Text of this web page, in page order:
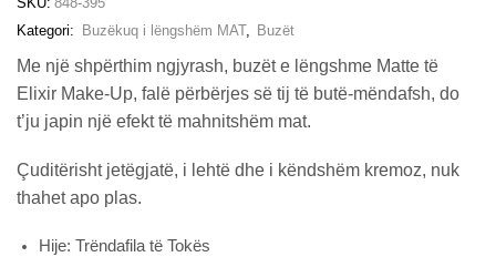
Kategori:
Buzëkuq i lëngshëm MAT, Buzët
Me një shpërthim ngjyrash, buzët e lëngshme Matte të
Elixir Make-Up, falë përbërjes së tij të butë-mëndafsh, do
t’ju japin një efekt të mahnitshëm mat.
Çuditërisht jetëgjatë, i lehtë dhe i këndshëm kremoz, nuk
thahet apo plas.
Hije: Trëndafila të Tokës